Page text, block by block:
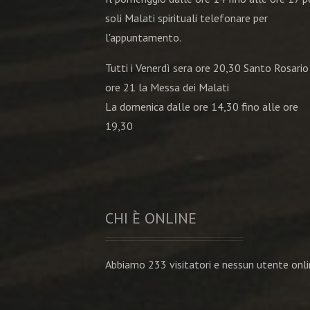
soli Malati spirituali telefonare per
l'appuntamento.
Tutti i Venerdì sera ore 20,30 Santo Rosario
ore 21 la Messa dei Malati
La domenica dalle ore 14,30 fino alle ore
19,30
CHI È ONLINE
Abbiamo 233 visitatori e nessun utente